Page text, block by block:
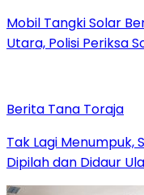
Mobil Tangki Solar
Utara, Polisi Periksa
Berita Tana Toraja
Tak Lagi Menumpuk,
Dipilah dan Didaur